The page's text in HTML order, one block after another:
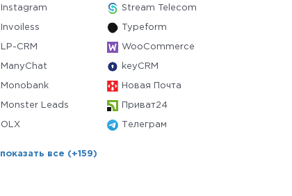
Instagram Stream Telecom
Invoiless Typeform
LP-CRM WooCommerce
ManyChat keyCRM
Monobank Новая Почта
Monster Leads Приват24
OLX Телеграм
показать все (+159)